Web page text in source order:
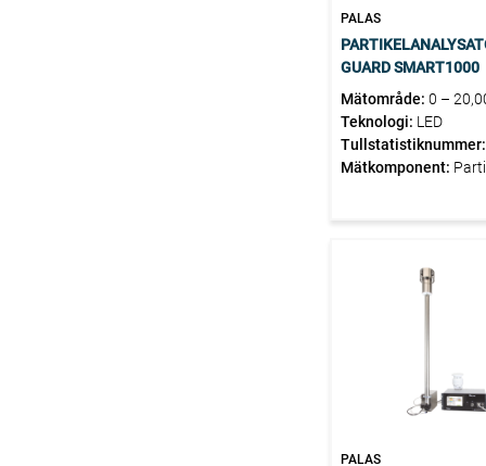
PALAS
GUARD SMART1000
Mätområde: 0 –
particles/cm³
Teknologi: LED
Tullstatistiknummer:
902730000
Mätkomponent:
PALAS